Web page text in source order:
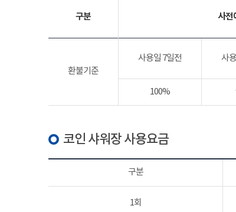
구분 사전
환불기준
사용일 7일전 사
100%
코인 샤워장 사용요금
구분
1회